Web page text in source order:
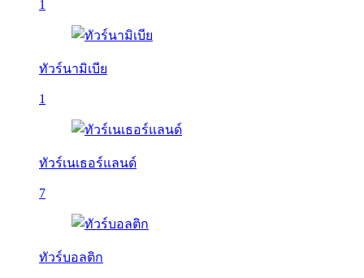
1
ทัวร์นามิเบีย
1
ทัวร์เนเธอร์แลนด์
7
ทัวร์บอลติก